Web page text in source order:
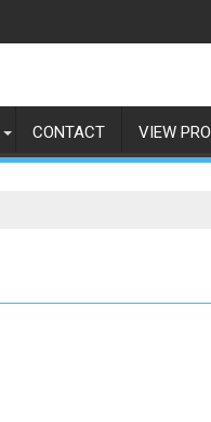
CONTACT VIEW PRO